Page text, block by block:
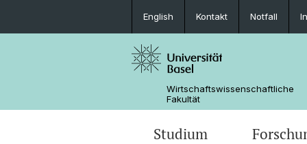
English Kontakt Notfall
Wirtschaftswissenschaftliche
Fakultät
Studium